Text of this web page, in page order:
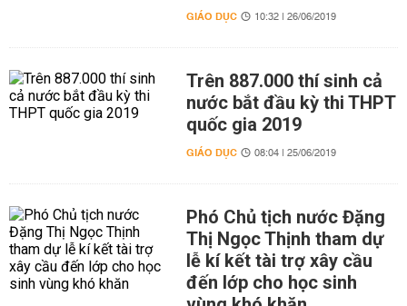
GIÁO DỤC 10:32 | 26/06/2019
Trên 887.000 thí sinh cả
nước bắt đầu kỳ thi THPT
quốc gia 2019
GIÁO DỤC 08:04 | 25/06/2019
Phó Chủ tịch nước Đặng
Thị Ngọc Thịnh tham dự
lễ kí kết tài trợ xây cầu
đến lớp cho học sinh